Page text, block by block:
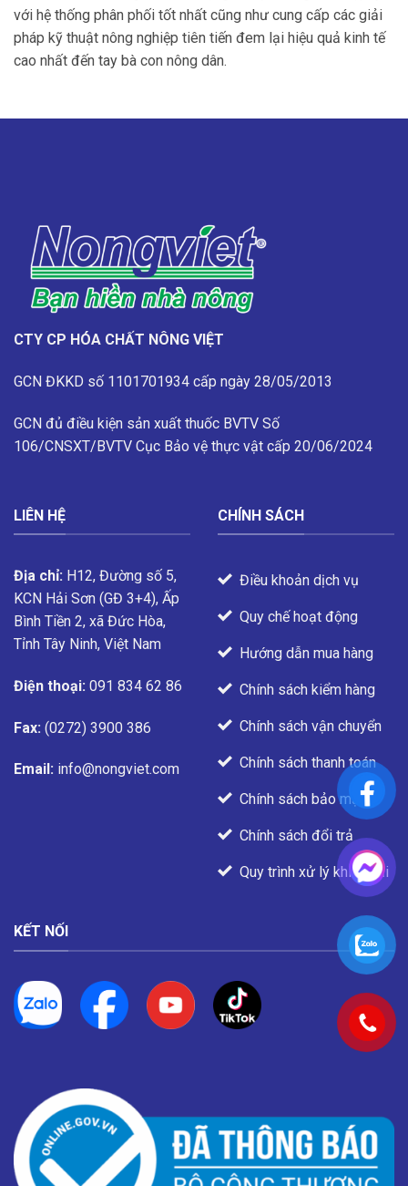
với hệ thống phân phối tốt nhất cũng như cung cấp các giải
pháp kỹ thuật nông nghiệp tiên tiến đem lại hiệu quả kinh tế
cao nhất đến tay bà con nông dân.
CTY CP HÓA CHẤT NÔNG VIỆT
GCN ĐKKD số 1101701934 cấp ngày 28/05/2013
GCN đủ điều kiện sản xuất thuốc BVTV Số
106/CNSXT/BVTV Cục Bảo vệ thực vật cấp 20/06/2024
LIÊN HỆ
Địa chỉ: H12, Đường số 5,
KCN Hải Sơn (GĐ 3+4), Ấp
Bình Tiền 2, xã Đức Hòa,
Tỉnh Tây Ninh, Việt Nam
Điện thoại: 091 834 62 86
Fax: (0272) 3900 386
Email: info@nongviet.com
CHÍNH SÁCH
Điều khoản dịch vụ
Quy chế hoạt động
Hướng dẫn mua hàng
Chính sách kiểm hàng
Chính sách vận chuyển
Chính sách thanh toán
Chính sách bảo mật
Chính sách đổi trả
Quy trình xử lý khiếu nại
KẾT NỐI